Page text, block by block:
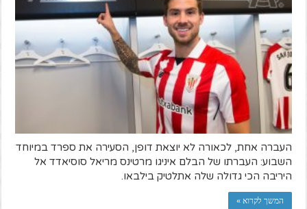
העברה אחת, לכאורה לא יוצאת דופן, הסעירה את ספרד במיוחד
השבוע: העברתו של הבלם איניגו מרטינס מריאל סוסיאדד אל
היריבה הכי גדולה שלה אתלטיק בילבאו.
המשך לקרוא »